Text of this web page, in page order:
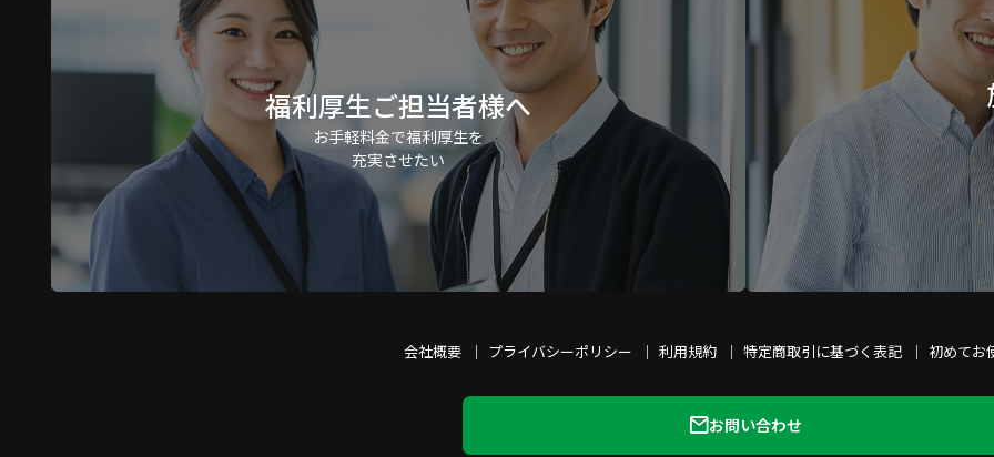
福利厚生ご担当者様へ
お手軽料金で福利厚生を
充実させたい
会社概要 プライバシーポリシー 利用規約 特定商取引に基づく表記 初めてお
お問い合わせ